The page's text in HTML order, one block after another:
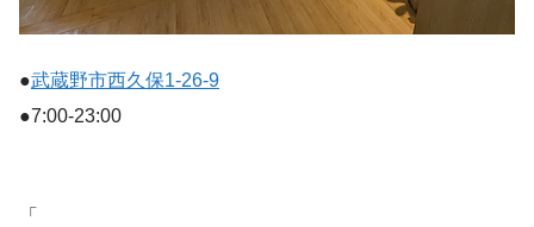
●武蔵野市西久保1-26-9
●7:00-23:00
「